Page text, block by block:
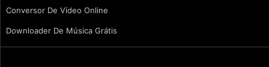
Conversor De Vídeo Online
Downloader De Música Grátis